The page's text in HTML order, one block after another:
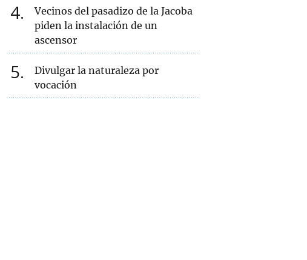
4
Vecinos del pasadizo de la Jacoba
piden la instalación de un
ascensor
5
Divulgar la naturaleza por
vocación